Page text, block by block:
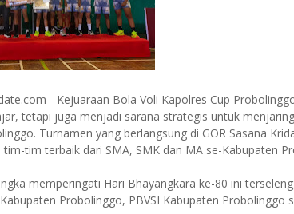
- Kejuaraan Bola Voli Kapolres Cup
tetapi juga menjadi sarana strategis untuk
Turnamen yang berlangsung di GOR Sasana
tim terbaik dari SMA, SMK dan MA se-Kabupaten
memperingati Hari Bhayangkara ke-80 ini
Probolinggo, PBVSI Kabupaten Probolinggo